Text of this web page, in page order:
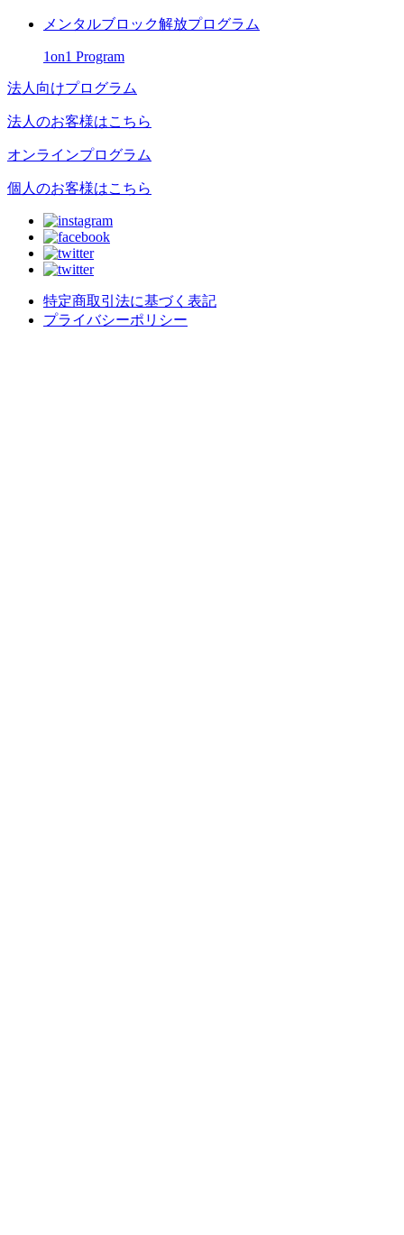
メンタルブロック解放プログラム
1on1 Program
法人向けプログラム
法人のお客様はこちら
オンラインプログラム
個人のお客様はこちら
特定商取引法に基づく表記
プライバシーポリシー